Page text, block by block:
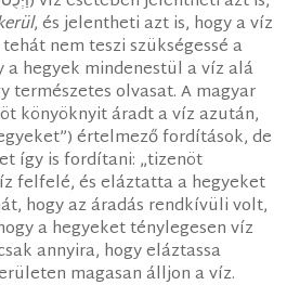
, és jelentheti azt is, hogy a víz
nem teszi szükségessé a
hegyek mindenestül a víz alá
természetes olvasat. A magyar
könyöknyit áradt a víz azután,
értelmező fordítások, de
így is fordítani: „tizenöt
felfelé, és eláztatta a hegyeket
hogy az áradás rendkívüli volt,
a hegyeket ténylegesen víz
annyira, hogy eláztassa
magasan álljon a víz.